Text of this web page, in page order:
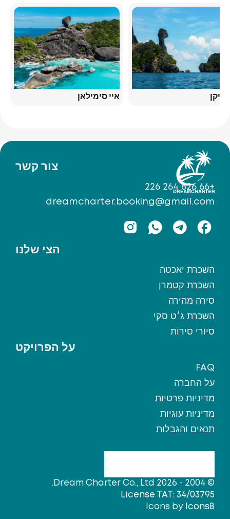
איי סימילאן צ'יקן
הצי שלנו
השכרת יאכטה
השכרת קטמרן
סירה מהירה
השכרת ג׳ט סקי
סיורי סירות
על הפרויקט
FAQ
על החברה
מדיניות פרטיות
מדיניות עוגיות
תנאים והגבלות
צור קשר
+66 626 264 226
dreamcharter.booking@gmail.com
© 2004 - 2026 Dream Charter Co., Ltd.
License TAT: 34/03795
Icons by Icons8